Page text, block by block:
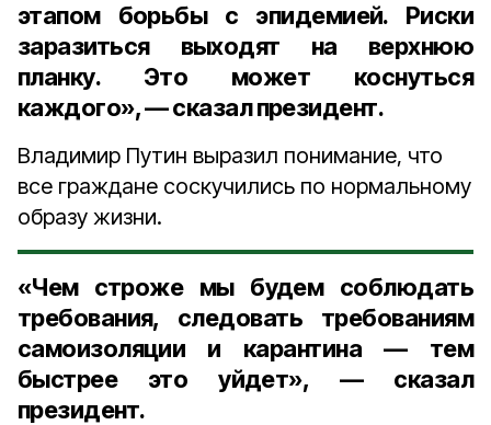
этапом борьбы с эпидемией. Риски
заразиться выходят на верхнюю
планку. Это может коснуться
каждого», — сказал президент.
Владимир Путин выразил понимание, что
все граждане соскучились по нормальному
образу жизни.
«Чем строже мы будем соблюдать
требования, следовать требованиям
самоизоляции и карантина — тем
быстрее это уйдет», — сказал
президент.